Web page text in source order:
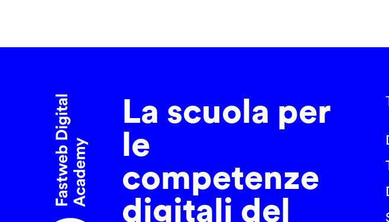
La scuola per
le
competenze
digitali del